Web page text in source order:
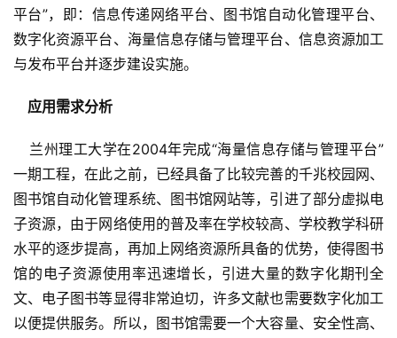
平台”，即：信息传递网络平台、图书馆自动化管理平台、
数字化资源平台、海量信息存储与管理平台、信息资源加工
与发布平台并逐步建设实施。
应用需求分析
兰州理工大学在2004年完成“海量信息存储与管理平台”
一期工程，在此之前，已经具备了比较完善的千兆校园网、
图书馆自动化管理系统、图书馆网站等，引进了部分虚拟电
子资源，由于网络使用的普及率在学校较高、学校教学科研
水平的逐步提高，再加上网络资源所具备的优势，使得图书
馆的电子资源使用率迅速增长，引进大量的数字化期刊全
文、电子图书等显得非常迫切，许多文献也需要数字化加工
以便提供服务。所以，图书馆需要一个大容量、安全性高、